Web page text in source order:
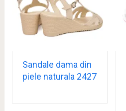
Sandale dama din
piele naturala 2427